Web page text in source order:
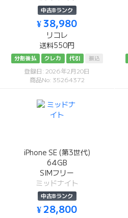
中古Bランク
¥ 38,980
リコレ
送料550円
分割後払 クレカ 代引 振込
登録日: 2026年2月20日
商品No: 35264372
iPhone SE (第3世代)
64GB
SIMフリー
ミッドナイト
中古Bランク
¥ 28,800